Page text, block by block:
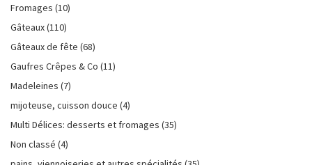
Fromages (10)
Gâteaux(110)
Gâteaux de fête (68)
Gaufres Crêpes & Co (11)
Madeleines (7)
mijoteuse, cuisson douce (4)
Multi Délices: desserts et fromages (35)
Non classé (4)